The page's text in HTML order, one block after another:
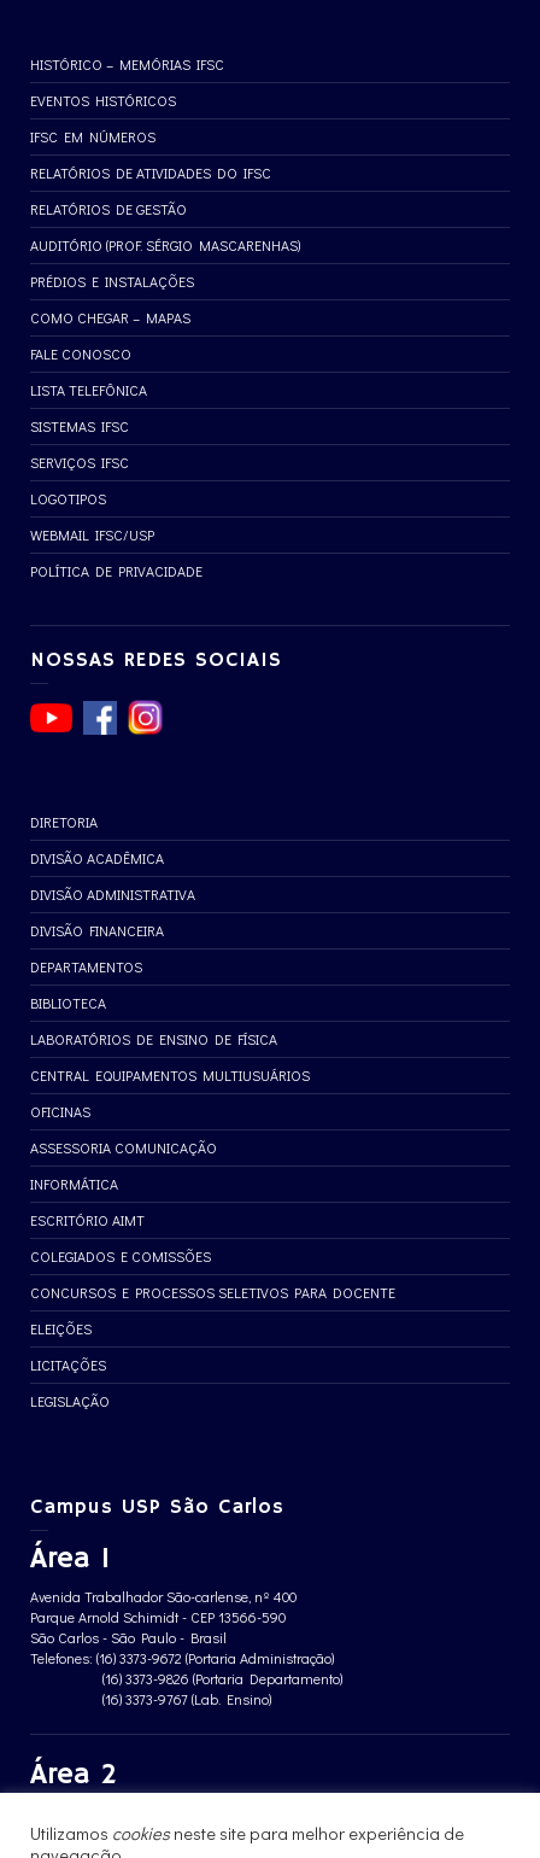
HISTÓRICO – MEMÓRIAS IFSC
EVENTOS HISTÓRICOS
IFSC EM NÚMEROS
RELATÓRIOS DE ATIVIDADES DO IFSC
RELATÓRIOS DE GESTÃO
AUDITÓRIO (PROF. SÉRGIO MASCARENHAS)
PRÉDIOS E INSTALAÇÕES
COMO CHEGAR – MAPAS
FALE CONOSCO
LISTA TELEFÔNICA
SISTEMAS IFSC
SERVIÇOS IFSC
LOGOTIPOS
WEBMAIL IFSC/USP
POLÍTICA DE PRIVACIDADE
NOSSAS REDES SOCIAIS
DIRETORIA
DIVISÃO ACADÊMICA
DIVISÃO ADMINISTRATIVA
DIVISÃO FINANCEIRA
DEPARTAMENTOS
BIBLIOTECA
LABORATÓRIOS DE ENSINO DE FÍSICA
CENTRAL EQUIPAMENTOS MULTIUSUÁRIOS
OFICINAS
ASSESSORIA COMUNICAÇÃO
INFORMÁTICA
ESCRITÓRIO AIMT
COLEGIADOS E COMISSÕES
CONCURSOS E PROCESSOS SELETIVOS PARA DOCENTE
ELEIÇÕES
LICITAÇÕES
LEGISLAÇÃO
Campus USP São Carlos
Área 1
Avenida Trabalhador São-carlense, nº 400
Parque Arnold Schimidt - CEP 13566-590
São Carlos - São Paulo - Brasil
Telefones: (16) 3373-9672 (Portaria Administração)
(16) 3373-9826 (Portaria Departamento)
(16) 3373-9767 (Lab. Ensino)
Área 2
Jardim Santa Angelina - CEP 13563-120
São Carlos - São Paulo - Brasil
Utilizamos cookiesneste site para melhor experiência de